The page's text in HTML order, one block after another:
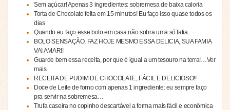
Sem açúcar! Apenas 3 ingredientes: sobremesa de baixa caloria
Torta de Chocolate feita em 15 minutos! Eu faço isso quase todos os
dias
Quando eu faço esse bolo em casa não sobra uma só fatia.
BOLO SENSAÇÃO, FAZ HOJE MESMO ESSA DELICIA, SUA FAMIA
VAI AMAR!!
Guarde bem essa receita, por que é igual a um tesouro na terra!…Ver
mais
RECEITA DE PUDIM DE CHOCOLATE, FÁCIL E DELICIOSO!!
Doce de Leite de forno com apenas 1 ingrediente: eu sempre faço
pra servir na sobremesa…
Trufa caseira no copinho descartável a forma mais fácil e econômica